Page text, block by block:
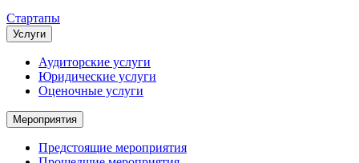
Стартапы
Услуги
Аудиторские услуги
Юридические услуги
Оценочные услуги
Мероприятия
Предстоящие мероприятия